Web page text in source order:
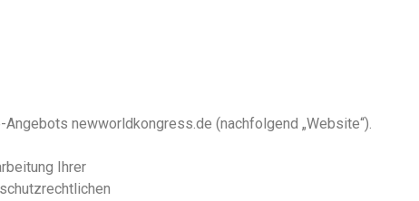
newworldkongress.de (nachfolgend „Website“).
Ihrer